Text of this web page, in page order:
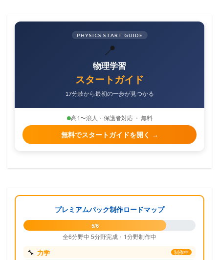
PHYSICS START GUIDE
📍
物理学習
スタートガイド
17分岐から最初の一歩が見つかる
高1〜浪人・保護者対応 ・ 無料
無料でスタートガイドを開く →
プレミアムパック制作ロードマップ
5/6
全6分野中 5分野完成・1分野制作中
🔧 力学 制作中